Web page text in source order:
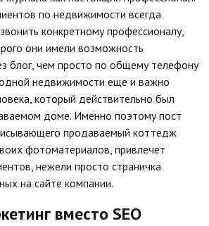
по недвижимости всегда
конкретному профессионалу,
они имели возможность
блог, чем просто по общему телефону
недвижимости еще и важно
который действительно был
доме. Именно поэтому пост
продаваемый коттедж
фотоматериалов, привлечет
нежели просто страничка
на сайте компании.
вместо SEO